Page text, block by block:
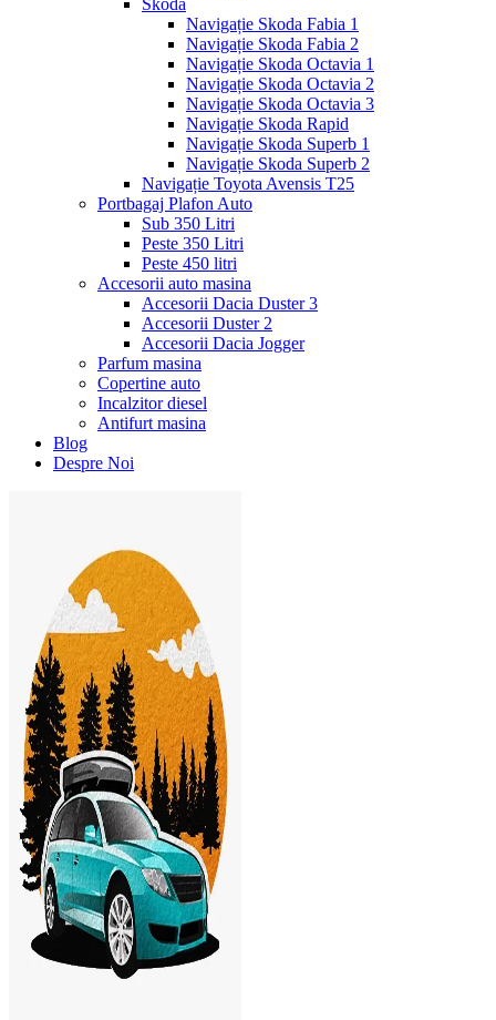
Skoda
Navigație Skoda Fabia 1
Navigație Skoda Fabia 2
Navigație Skoda Octavia 1
Navigație Skoda Octavia 2
Navigație Skoda Octavia 3
Navigație Skoda Rapid
Navigație Skoda Superb 1
Navigație Skoda Superb 2
Navigație Toyota Avensis T25
Portbagaj Plafon Auto
Sub 350 Litri
Peste 350 Litri
Peste 450 litri
Accesorii auto masina
Accesorii Dacia Duster 3
Accesorii Duster 2
Accesorii Dacia Jogger
Parfum masina
Copertine auto
Incalzitor diesel
Antifurt masina
Blog
Despre Noi